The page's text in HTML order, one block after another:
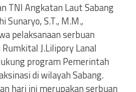
TNI Angkatan Laut Sabang
Sunaryo, S.T., M.M.,
pelaksanaan serbuan
J.Lilipory Lanal
program Pemerintah
di wilayah Sabang.
hari ini merupakan serbuan